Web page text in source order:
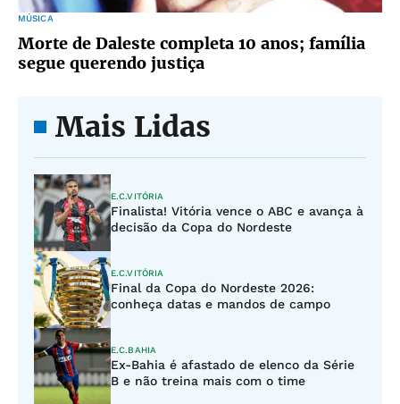
MÚSICA
Morte de Daleste completa 10 anos; família
segue querendo justiça
Mais Lidas
E.C.VITÓRIA
Finalista! Vitória vence o ABC e avança à
decisão da Copa do Nordeste
E.C.VITÓRIA
Final da Copa do Nordeste 2026:
conheça datas e mandos de campo
E.C.BAHIA
Ex-Bahia é afastado de elenco da Série
B e não treina mais com o time